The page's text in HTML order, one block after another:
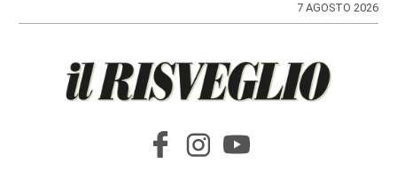
7 AGOSTO 2026